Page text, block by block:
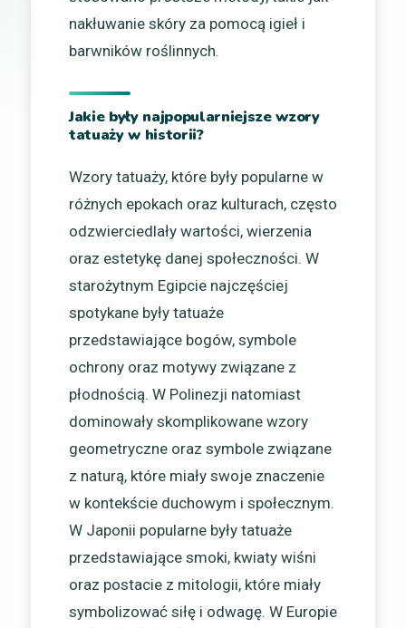
nakłuwanie skóry za pomocą igieł i
barwników roślinnych.
Jakie były najpopularniejsze wzory
tatuaży w historii?
Wzory tatuaży, które były popularne w
różnych epokach oraz kulturach, często
odzwierciedlały wartości, wierzenia
oraz estetykę danej społeczności. W
starożytnym Egipcie najczęściej
spotykane były tatuaże
przedstawiające bogów, symbole
ochrony oraz motywy związane z
płodnością. W Polinezji natomiast
dominowały skomplikowane wzory
geometryczne oraz symbole związane
z naturą, które miały swoje znaczenie
w kontekście duchowym i społecznym.
W Japonii popularne były tatuaże
przedstawiające smoki, kwiaty wiśni
oraz postacie z mitologii, które miały
symbolizować siłę i odwagę. W Europie